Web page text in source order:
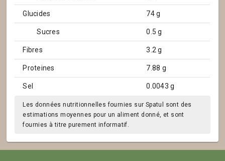
Glucides 74 g
Sucres 0.5 g
Fibres 3.2 g
Proteines 7.88 g
Sel 0.0043 g
Les données nutritionnelles fournies sur Spatul sont des
estimations moyennes pour un aliment donné, et sont
fournies à titre purement informatif.